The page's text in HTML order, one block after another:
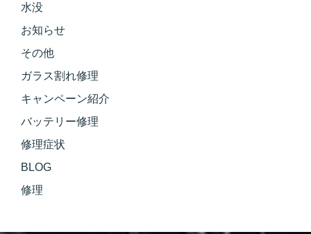
水没
お知らせ
その他
ガラス割れ修理
キャンペーン紹介
バッテリー修理
修理症状
BLOG
修理